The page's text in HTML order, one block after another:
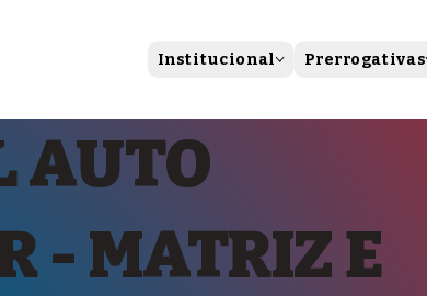
Institucional Prerrogativas
AUTO
- MATRIZ E